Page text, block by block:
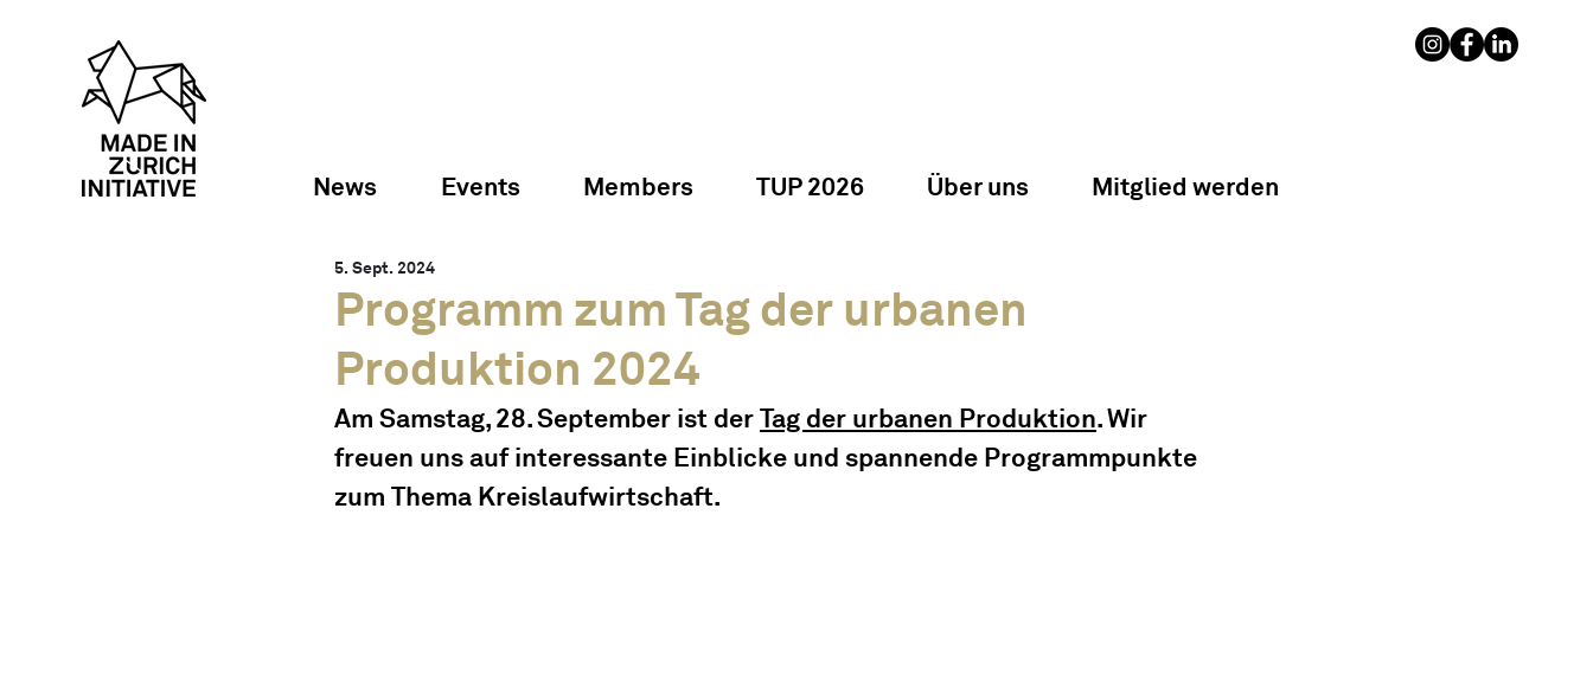
News Events Members TUP 2026 Über uns Mitglied werden
Programm zum Tag der urbanen
Produktion 2024
5. Sept. 2024
Am Samstag, 28. September ist der Tag der urbanen Produktion. Wir
freuen uns auf interessante Einblicke und spannende Programmpunkte
zum Thema Kreislaufwirtschaft.